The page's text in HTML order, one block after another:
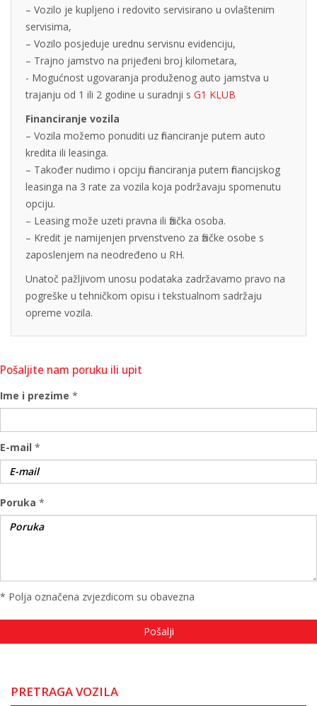
– Vozilo je kupljeno i redovito servisirano u ovlaštenim
servisima,
– Vozilo posjeduje urednu servisnu evidenciju,
– Trajno jamstvo na prijeđeni broj kilometara,
- Mogućnost ugovaranja produženog auto jamstva u
trajanju od 1 ili 2 godine u suradnji s G1 KLUB
Financiranje vozila
– Vozila možemo ponuditi uz financiranje putem auto
kredita ili leasinga.
– Također nudimo i opciju financiranja putem financijskog
leasinga na 3 rate za vozila koja podržavaju spomenutu
opciju.
– Leasing može uzeti pravna ili fizička osoba.
– Kredit je namijenjen prvenstveno za fizičke osobe s
zaposlenjem na neodređeno u RH.
Unatoč pažljivom unosu podataka zadržavamo pravo na
pogreške u tehničkom opisu i tekstualnom sadržaju
opreme vozila.
Pošaljite nam poruku ili upit
Ime i prezime *
E-mail *
Poruka *
* Polja označena zvjezdicom su obavezna
PRETRAGA VOZILA